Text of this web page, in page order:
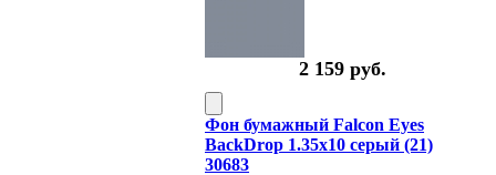
2 159 руб.
Фон бумажный Falcon Eyes
BackDrop 1.35x10 серый (21)
30683